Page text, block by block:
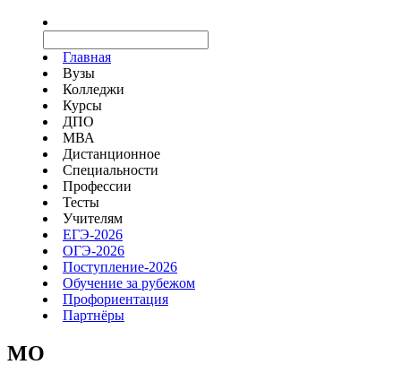
Главная
Вузы
Колледжи
Курсы
ДПО
МВА
Дистанционное
Специальности
Профессии
Тесты
Учителям
ЕГЭ-2026
ОГЭ-2026
Поступление-2026
Обучение за рубежом
Профориентация
Партнёры
MO